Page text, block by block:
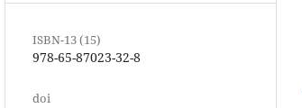
ISBN-13 (15)
978-65-87023-32-8
doi